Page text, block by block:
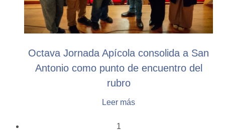
Octava Jornada Apícola consolida a San
Antonio como punto de encuentro del
rubro
Leer más
1